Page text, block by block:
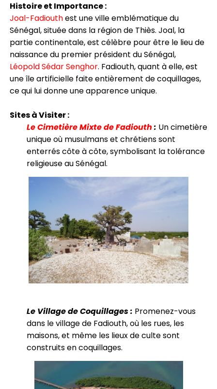
Histoire et Importance :
Joal-Fadiouthest une ville emblématique du
Sénégal, située dans la région de Thiès. Joal, la
partie continentale, est célèbre pour être le lieu de
naissance du premier président du Sénégal,
Léopold Sédar Senghor. Fadiouth, quant à elle, est
une île artificielle faite entièrement de coquillages,
ce qui lui donne une apparence unique.
Sites à Visiter :
Le Cimetière Mixte de Fadiouth : Un cimetière
unique où musulmans et chrétiens sont
enterrés côte à côte, symbolisant la tolérance
religieuse au Sénégal.
Le Village de Coquillages : Promenez-vous
dans le village de Fadiouth, où les rues, les
maisons, et même les lieux de culte sont
construits en coquillages.